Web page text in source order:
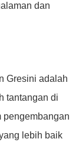
dan
Gresini adalah
tantangan di
pengembangan
lebih baik